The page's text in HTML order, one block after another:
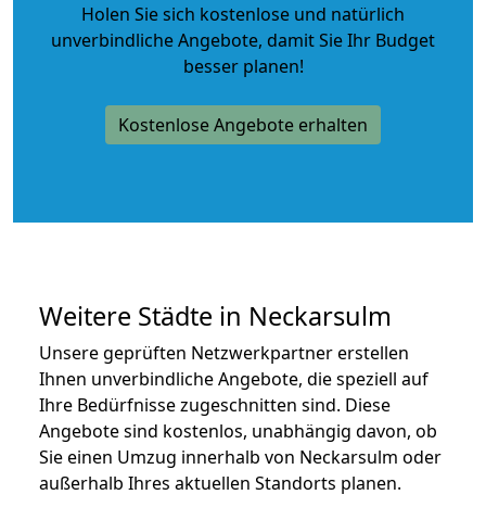
Holen Sie sich kostenlose und natürlich
unverbindliche Angebote, damit Sie Ihr Budget
besser planen!
Kostenlose Angebote erhalten
Weitere Städte in Neckarsulm
Unsere geprüften Netzwerkpartner erstellen
Ihnen unverbindliche Angebote, die speziell auf
Ihre Bedürfnisse zugeschnitten sind. Diese
Angebote sind kostenlos, unabhängig davon, ob
Sie einen Umzug innerhalb von Neckarsulm oder
außerhalb Ihres aktuellen Standorts planen.